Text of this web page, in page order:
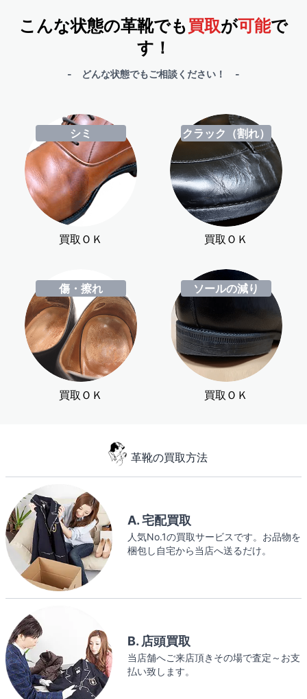
こんな状態の革靴でも買取が可能で
す！
- どんな状態でもご相談ください！ -
シミ
買取ＯＫ
クラック（割れ）
買取ＯＫ
傷・擦れ
買取ＯＫ
ソールの減り
買取ＯＫ
革靴の買取方法
A. 宅配買取
人気No.1の買取サービスです。お品物を
梱包し自宅から当店へ送るだけ。
B. 店頭買取
当店舗へご来店頂きその場で査定～お支
払い致します。